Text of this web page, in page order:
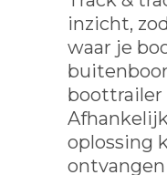
inzicht,
waar je
boottrailer
oplossing